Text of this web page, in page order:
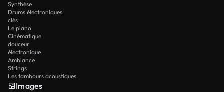
Synthèse
Drums électroniques
clés
Le piano
Cinématique
douceur
électronique
Ambiance
Strings
Les tambours acoustiques
Images